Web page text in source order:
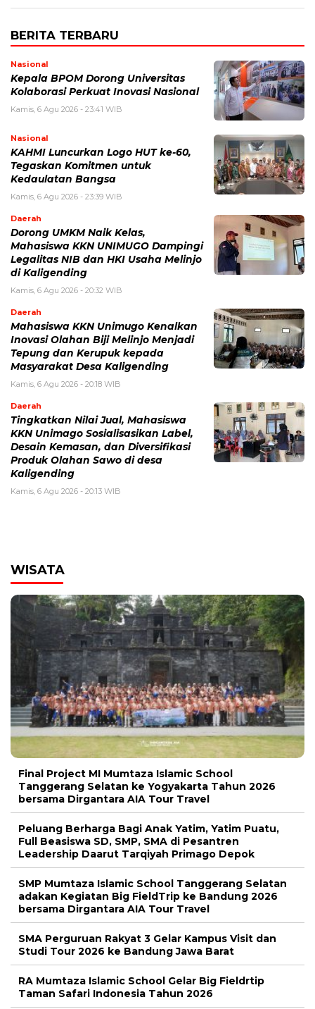
BERITA TERBARU
Nasional
Kepala BPOM Dorong Universitas
Kolaborasi Perkuat Inovasi Nasional
Kamis, 6 Agu 2026 - 23:41 WIB
Nasional
KAHMI Luncurkan Logo HUT ke-60,
Tegaskan Komitmen untuk
Kedaulatan Bangsa
Kamis, 6 Agu 2026 - 23:39 WIB
Daerah
Dorong UMKM Naik Kelas,
Mahasiswa KKN UNIMUGO Dampingi
Legalitas NIB dan HKI Usaha Melinjo
di Kaligending
Kamis, 6 Agu 2026 - 20:32 WIB
Daerah
Mahasiswa KKN Unimugo Kenalkan
Inovasi Olahan Biji Melinjo Menjadi
Tepung dan Kerupuk kepada
Masyarakat Desa Kaligending
Kamis, 6 Agu 2026 - 20:18 WIB
Daerah
Tingkatkan Nilai Jual, Mahasiswa
KKN Unimago Sosialisasikan Label,
Desain Kemasan, dan Diversifikasi
Produk Olahan Sawo di desa
Kaligending
Kamis, 6 Agu 2026 - 20:13 WIB
WISATA
Final Project MI Mumtaza Islamic School
Tanggerang Selatan ke Yogyakarta Tahun 2026
bersama Dirgantara AIA Tour Travel
Peluang Berharga Bagi Anak Yatim, Yatim Puatu,
Full Beasiswa SD, SMP, SMA di Pesantren
Leadership Daarut Tarqiyah Primago Depok
SMP Mumtaza Islamic School Tanggerang Selatan
adakan Kegiatan Big FieldTrip ke Bandung 2026
bersama Dirgantara AIA Tour Travel
SMA Perguruan Rakyat 3 Gelar Kampus Visit dan
Studi Tour 2026 ke Bandung Jawa Barat
RA Mumtaza Islamic School Gelar Big Fieldrtip
Taman Safari Indonesia Tahun 2026